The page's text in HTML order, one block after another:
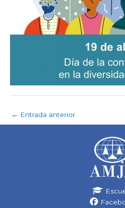
← Entrada anterior